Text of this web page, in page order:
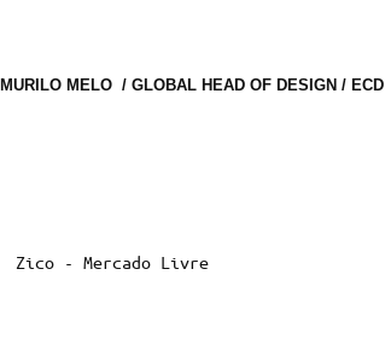
MURILO MELO  / GLOBAL HEAD OF DESIGN / ECD
Zico - Mercado Livre